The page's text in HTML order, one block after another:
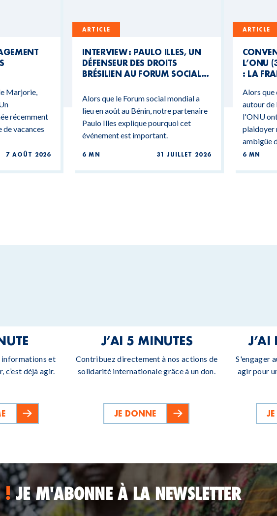
Marjorie,
récemment
de vacances
7 AOÛT 2026
ARTICLE
INTERVIEW : PAULO ILLES, UN
DÉFENSEUR DES DROITS
BRÉSILIEN AU FORUM SOCIAL
Alors que le Forum social mondial a
lieu en août au Bénin, notre partenaire
Paulo Illes explique pourquoi cet
événement est important.
6 MN 31 JUILLET 2026
ARTICLE
L’ONU
: LA
Alors que
autour de
l'ONU
plaidoyer
ambigüe
6 MN
informations et
c’est déjà agir.
J’AI 5 MINUTES
Contribuez directement à nos actions de
solidarité internationale grâce à un don.
JE DONNE
J’AI
S'engager
agir pour
!JE M'ABONNE À LA NEWSLETTER